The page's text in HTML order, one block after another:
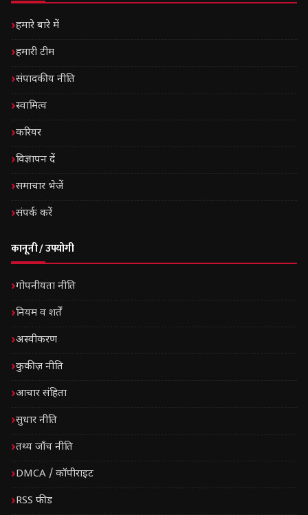
हमारे बारे में
हमारी टीम
संपादकीय नीति
स्वामित्व
करियर
विज्ञापन दें
समाचार भेजें
संपर्क करें
कानूनी / उपयोगी
गोपनीयता नीति
नियम व शर्तें
अस्वीकरण
कुकीज़ नीति
आचार संहिता
सुधार नीति
तथ्य जाँच नीति
DMCA / कॉपीराइट
RSS फीड